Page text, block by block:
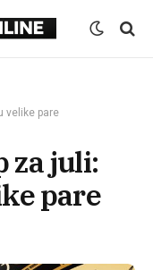
velike pare
za juli:
pare